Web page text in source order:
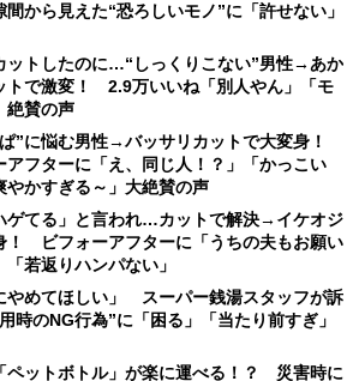
間から見えた“恐ろしいモノ”に「許せない」
ットしたのに…“しっくりこない”男性→あか
トで激変！ 2.9万いいね「別人やん」「モ
絶賛の声
”に悩む男性→バッサリカットで大変身！
アフターに「え、同じ人！？」「かっこい
やかすぎる～」大絶賛の声
ゲてる」と言われ…カットで解決→イケオジ
！ ビフォーアフターに「うちの夫もお願い
「若返りハンパない」
やめてほしい」 スーパー銭湯スタッフが訴
時のNG行為”に「困る」「当たり前すぎ」
ペットボトル」が楽に運べる！？ 災害時に